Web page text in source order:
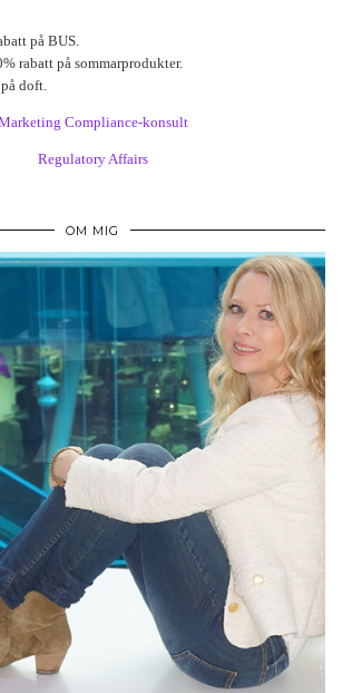
på BUS.
rabatt på sommarprodukter.
doft.
Compliance-konsult
Regulatory Affairs
OM MIG